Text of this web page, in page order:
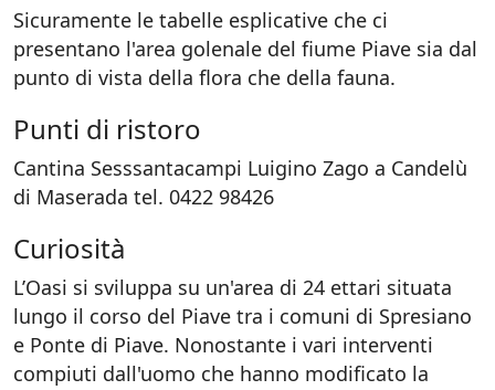
Sicuramente le tabelle esplicative che ci
presentano l'area golenale del fiume Piave sia dal
punto di vista della flora che della fauna.
Punti di ristoro
Cantina Sesssantacampi Luigino Zago a Candelù
di Maserada tel. 0422 98426
Curiosità
L’Oasi si sviluppa su un'area di 24 ettari situata
lungo il corso del Piave tra i comuni di Spresiano
e Ponte di Piave. Nonostante i vari interventi
compiuti dall'uomo che hanno modificato la